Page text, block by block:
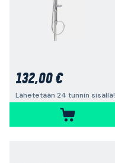
132,00 €
Lähetetään 24 tunnin sisällä!